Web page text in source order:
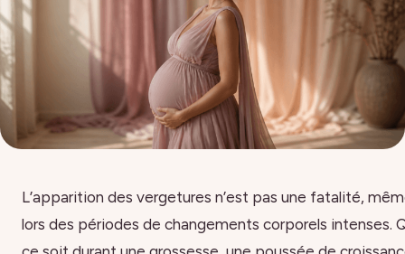
L’apparition des vergetures n’est pas une fatalité,
lors des périodes de changements corporels intenses.